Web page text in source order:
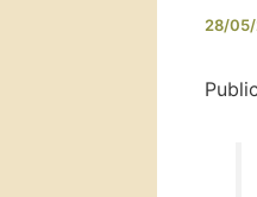
28/